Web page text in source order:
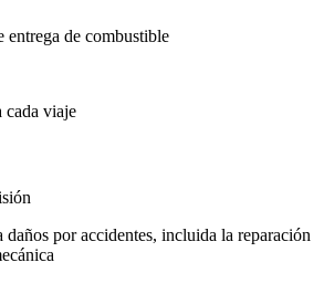
entrega de combustible
cada viaje
daños por accidentes, incluida la reparación